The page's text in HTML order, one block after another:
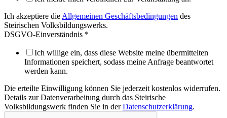
Ich akzeptiere die Allgemeinen Geschäftsbedingungen des
Steirischen Volksbildungswerks.
DSGVO-Einverständnis *
Ich willige ein, dass diese Website meine übermittelten
Informationen speichert, sodass meine Anfrage beantwortet
werden kann.
Die erteilte Einwilligung können Sie jederzeit kostenlos widerrufen.
Details zur Datenverarbeitung durch das Steirische
Volksbildungswerk finden Sie in derDatenschutzerklärung.